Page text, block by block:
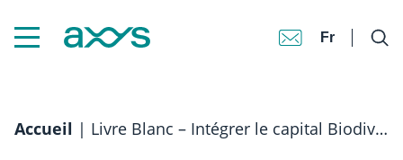
Fr
Accueil | Livre Blanc – Intégrer le capital Biodiversité dans la comptabilité : De la double matérialité à la comptabilité multi-capitaux